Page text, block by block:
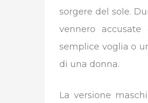
sorgere del sole.
vennero
semplice voglia o
di una donna.
La versione